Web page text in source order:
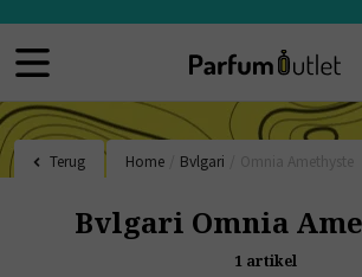
Terug Home Bvlgari
Bvlgari Omnia
1 artikel